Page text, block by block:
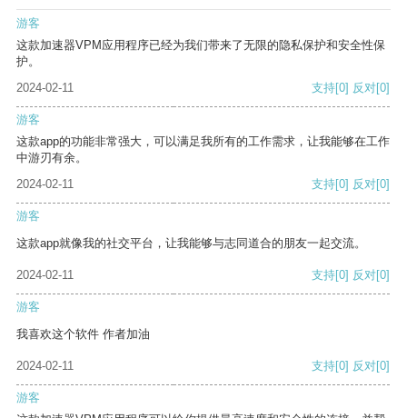
游客
这款加速器VPM应用程序已经为我们带来了无限的隐私保护和安全性保
护。
2024-02-11
支持[0] 反对[0]
游客
这款app的功能非常强大，可以满足我所有的工作需求，让我能够在工作
中游刃有余。
2024-02-11
支持[0] 反对[0]
游客
这款app就像我的社交平台，让我能够与志同道合的朋友一起交流。
2024-02-11 支持[0] 反对[0]
游客
我喜欢这个软件 作者加油
2024-02-11 支持[0] 反对[0]
游客